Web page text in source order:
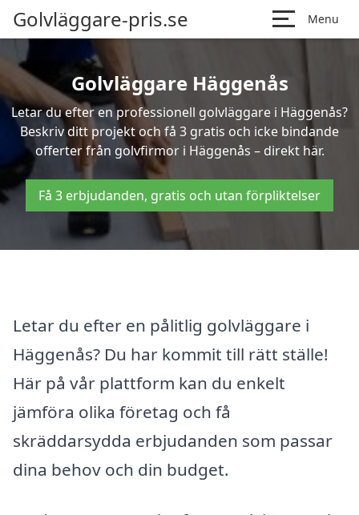
Golvläggare-pris.se Menu
Golvläggare Häggenås
Letar du efter en professionell golvläggare i Häggenås?
Beskriv ditt projekt och få 3 gratis och icke bindande
offerter från golvfirmor i Häggenås – direkt här.
Få 3 erbjudanden, gratis och utan förpliktelser
Letar du efter en pålitlig golvläggare i
Häggenås? Du har kommit till rätt ställe!
Här på vår plattform kan du enkelt
jämföra olika företag och få
skräddarsydda erbjudanden som passar
dina behov och din budget.